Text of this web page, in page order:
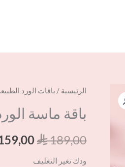
الرئيسية / باقات الورد
باقة ماسة
⃁189,00
السعر
هو:
ودك تغير التغليف
كمية
ماسة